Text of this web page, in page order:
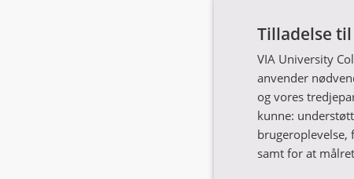
Tilladelse
VIA University
anvender
og vores
kunne:
brugeroplevelse,
samt for at